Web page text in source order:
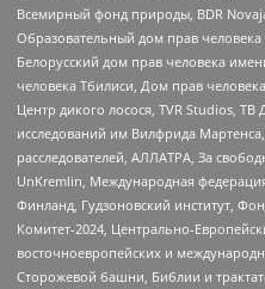
Всемирный фонд природы, BDR
Образовательный дом прав
Белорусский дом прав человека
человека Тбилиси, Дом прав
Центр дикого лосося, TVR Studios,
исследований им Вилфрида
расследователей, АЛЛАТРА, За
UnKremlin, Международная
Финланд, Гудзоновский институт,
Комитет-2024, Центрально-
восточноевропейских и
Сторожевой башни, Библии и